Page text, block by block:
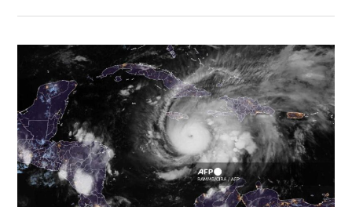
en
abre
en
una
ventana
nueva)
en
abre
en
una
ventana
nueva)
en
abre
una
ventana
nueva)
en
abre
en
una
ventana
nueva)
en
abre
en
una
ventana
nueva)